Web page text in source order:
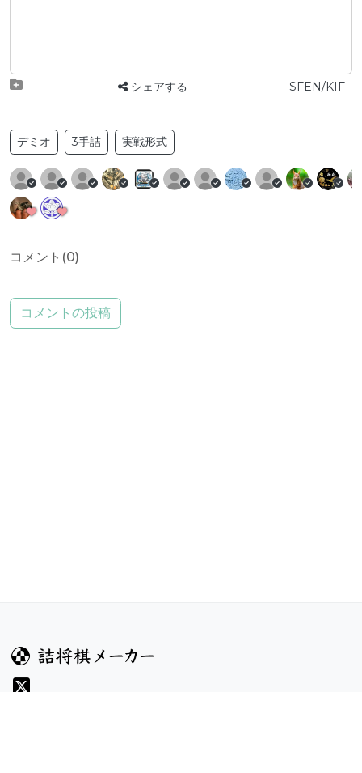
シェアする SFEN/KIF
デミオ 3手詰 実戦形式
コメント(0)
コメントの投稿